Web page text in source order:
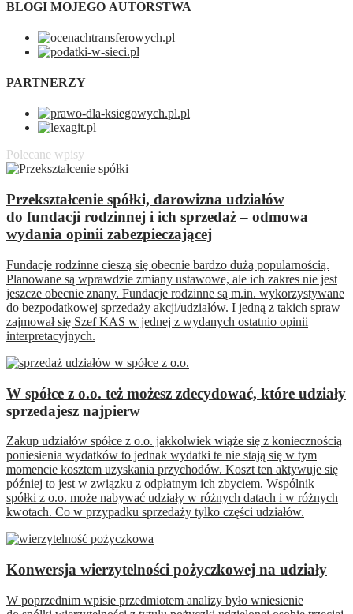
BLOGI MOJEGO AUTORSTWA
PARTNERZY
Polecane wpisy
Przekształcenie spółki, darowizna udziałów
do fundacji rodzinnej i ich sprzedaż – odmowa
wydania opinii zabezpieczającej
Fundacje rodzinne cieszą się obecnie bardzo dużą popularnością.
Planowane są wprawdzie zmiany ustawowe, ale ich zakres nie jest
jeszcze obecnie znany. Fundacje rodzinne są m.in. wykorzystywane
do bezpodatkowej sprzedaży akcji/udziałów. I jedną z takich spraw
zajmował się Szef KAS w jednej z wydanych ostatnio opinii
interpretacyjnych.
W spółce z o.o. też możesz zdecydować, które udziały
sprzedajesz najpierw
Zakup udziałów spółce z o.o. jakkolwiek wiąże się z koniecznością
poniesienia wydatków to jednak wydatki te nie stają się w tym
momencie kosztem uzyskania przychodów. Koszt ten aktywuje się
później to jest w związku z odpłatnym ich zbyciem. Wspólnik
spółki z o.o. może nabywać udziały w różnych datach i w różnych
kwotach. Co w przypadku sprzedaży tylko części udziałów.
Konwersja wierzytelności pożyczkowej na udziały
W poprzednim wpisie przedmiotem analizy było wniesienie